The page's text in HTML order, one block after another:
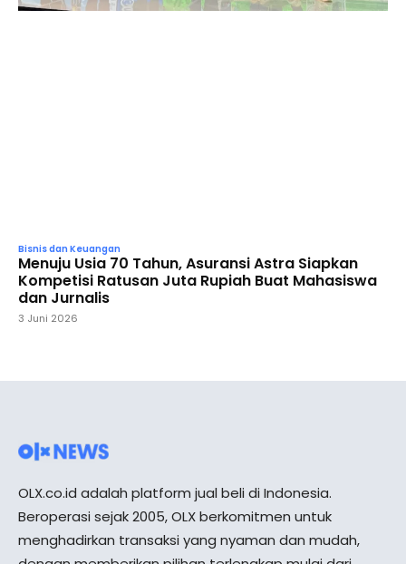
Bisnis dan Keuangan
Menuju Usia 70 Tahun, Asuransi Astra Siapkan
Kompetisi Ratusan Juta Rupiah Buat Mahasiswa
dan Jurnalis
3 Juni 2026
OLX.co.id adalah platform jual beli di Indonesia.
Beroperasi sejak 2005, OLX berkomitmen untuk
menghadirkan transaksi yang nyaman dan mudah,